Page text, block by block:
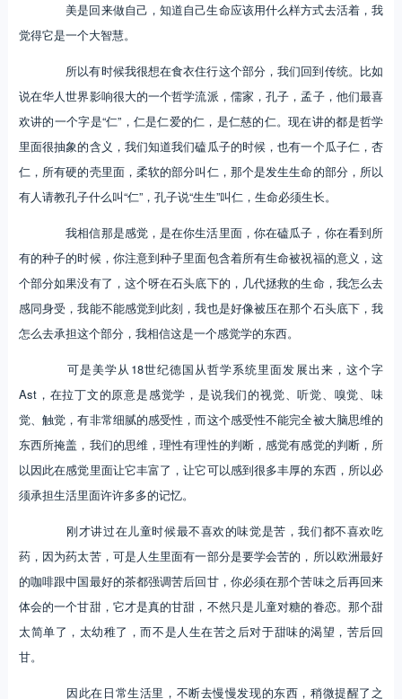
美是回来做自己，知道自己生命应该用什么样方式去活着，我
觉得它是一个大智慧。
所以有时候我很想在食衣住行这个部分，我们回到传统。比如
说在华人世界影响很大的一个哲学流派，儒家，孔子，孟子，他们最喜
欢讲的一个字是“仁”，仁是仁爱的仁，是仁慈的仁。现在讲的都是哲学
里面很抽象的含义，我们知道我们磕瓜子的时候，也有一个瓜子仁，杏
仁，所有硬的壳里面，柔软的部分叫仁，那个是发生生命的部分，所以
有人请教孔子什么叫“仁”，孔子说“生生”叫仁，生命必须生长。
我相信那是感觉，是在你生活里面，你在磕瓜子，你在看到所
有的种子的时候，你注意到种子里面包含着所有生命被祝福的意义，这
个部分如果没有了，这个呀在石头底下的，几代拯救的生命，我怎么去
感同身受，我能不能感觉到此刻，我也是好像被压在那个石头底下，我
怎么去承担这个部分，我相信这是一个感觉学的东西。
可是美学从18世纪德国从哲学系统里面发展出来，这个字
Ast，在拉丁文的原意是感觉学，是说我们的视觉、听觉、嗅觉、味
觉、触觉，有非常细腻的感受性，而这个感受性不能完全被大脑思维的
东西所掩盖，我们的思维，理性有理性的判断，感觉有感觉的判断，所
以因此在感觉里面让它丰富了，让它可以感到很多丰厚的东西，所以必
须承担生活里面许许多多的记忆。
刚才讲过在儿童时候最不喜欢的味觉是苦，我们都不喜欢吃
药，因为药太苦，可是人生里面有一部分是要学会苦的，所以欧洲最好
的咖啡跟中国最好的茶都强调苦后回甘，你必须在那个苦味之后再回来
体会的一个甘甜，它才是真的甘甜，不然只是儿童对糖的眷恋。那个甜
太简单了，太幼稚了，而不是人生在苦之后对于甜味的渴望，苦后回
甘。
因此在日常生活里，不断去慢慢发现的东西，稍微提醒了之